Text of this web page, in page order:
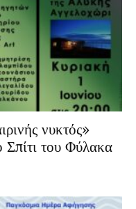
νυκτός»
του Φύλακα